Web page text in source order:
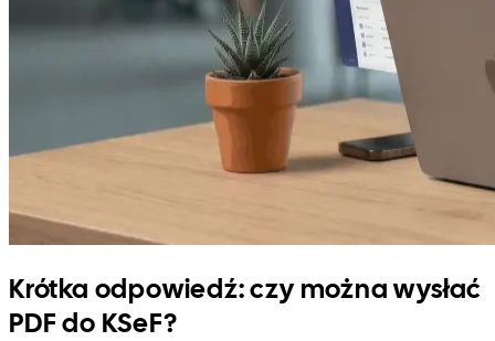
Krótka odpowiedź: czy można wysłać
PDF do KSeF?